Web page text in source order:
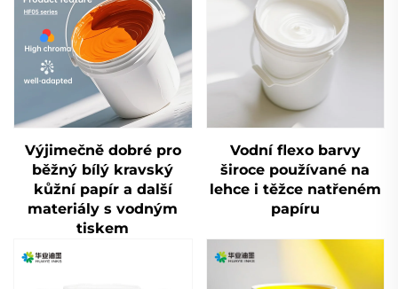
Výjimečně dobré pro
běžný bílý kravský
kůžní papír a další
materiály s vodným
tiskem
Vodní flexo barvy
široce používané na
lehce i těžce natřeném
papíru